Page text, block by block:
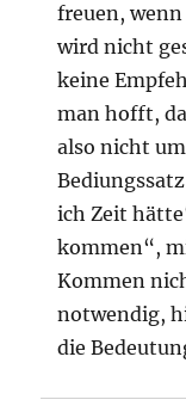
freuen,
wird nicht
keine
man hofft,
also nicht
ich Zeit
kommen“,
Kommen
notwendig,
die